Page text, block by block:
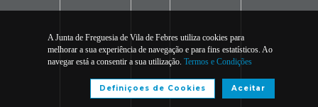
A Junta de Freguesia de Vila de Febres utiliza cookies para
melhorar a sua experiência de navegação e para fins estatísticos. Ao
navegar está a consentir a sua utilização. Termos e Condições
Aceitar
Definiçoes de Cookies